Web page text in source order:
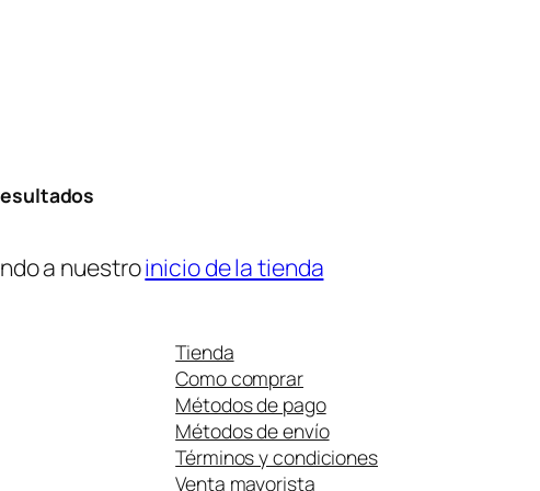
a nuestroinicio de la tienda
Tienda
Como comprar
Métodos de pago
Métodos de envío
Términos y condiciones
Venta mayorista